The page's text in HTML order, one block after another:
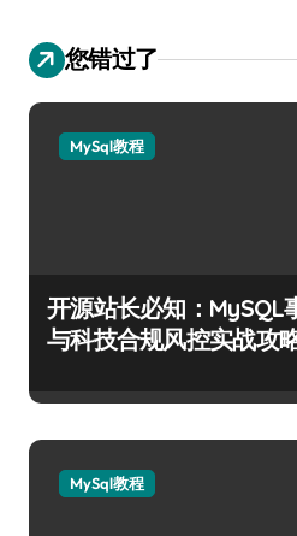
您错过了
MySql教程
开源站长必知：MySQL
与科技合规风控实战攻
MySql教程